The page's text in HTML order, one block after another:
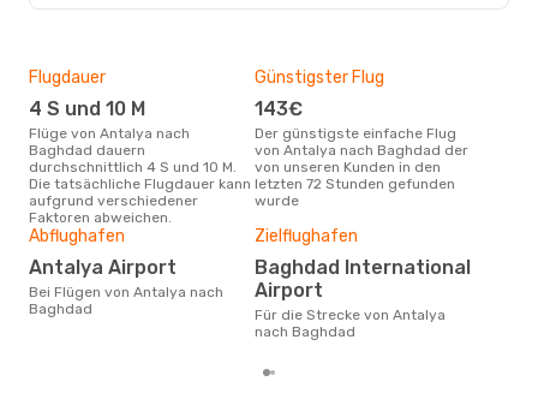
Flugdauer
4 S und 10 M
Flüge von Antalya nach
Baghdad dauern
durchschnittlich 4 S und 10 M.
Die tatsächliche Flugdauer kann
aufgrund verschiedener
Faktoren abweichen.
Günstigster Flug
143€
Der günstigste einfache Flug
von Antalya nach Baghdad der
von unseren Kunden in den
letzten 72 Stunden gefunden
wurde
Abflughafen
Antalya Airport
Bei Flügen von Antalya nach
Baghdad
Zielflughafen
Baghdad International
Airport
Für die Strecke von Antalya
nach Baghdad